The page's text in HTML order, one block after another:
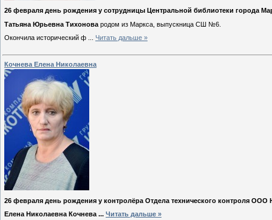
26 февраля день рождения у сотрудницы Центральной библиотеки города
Татьяна Юрьевна Тихонова родом из Маркса, выпускница СШ №6.
Окончила исторический ф
Читать дальше »
Кочнева Елена Николаевна
26 февраля день рождения у контролёра Отдела технического контроля ООО
Елена Николаевна Кочнева ... Читать дальше »